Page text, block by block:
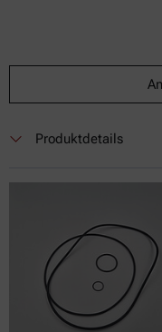
Derzeit nicht verfügbar
Produktdetails